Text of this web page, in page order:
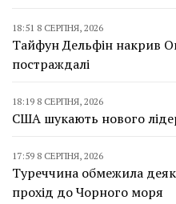
18:51 8 СЕРПНЯ, 2026
Тайфун Дельфін накрив
постраждалі
18:19 8 СЕРПНЯ, 2026
США шукають нового
17:59 8 СЕРПНЯ, 2026
Туреччина обмежила
прохід до Чорного моря